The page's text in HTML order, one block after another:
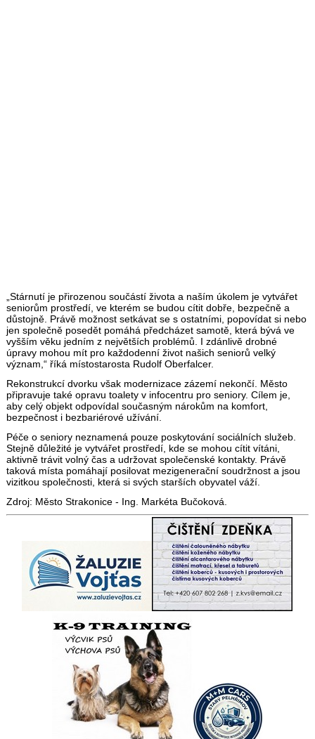
„Stárnutí je přirozenou součástí života a naším úkolem je vytvářet
seniorům prostředí, ve kterém se budou cítit dobře, bezpečně a
důstojně. Právě možnost setkávat se s ostatními, popovídat si nebo
jen společně posedět pomáhá předcházet samotě, která bývá ve
vyšším věku jedním z největších problémů. I zdánlivě drobné
úpravy mohou mít pro každodenní život našich seniorů velký
význam,“ říká místostarosta Rudolf Oberfalcer.
Rekonstrukcí dvorku však modernizace zázemí nekončí. Město
připravuje také opravu toalety v infocentru pro seniory. Cílem je,
aby celý objekt odpovídal současným nárokům na komfort,
bezpečnost i bezbariérové užívání.
Péče o seniory neznamená pouze poskytování sociálních služeb.
Stejně důležité je vytvářet prostředí, kde se mohou cítit vítáni,
aktivně trávit volný čas a udržovat společenské kontakty. Právě
taková místa pomáhají posilovat mezigenerační soudržnost a jsou
vizitkou společnosti, která si svých starších obyvatel váží.
Zdroj: Město Strakonice - Ing. Markéta Bučoková.